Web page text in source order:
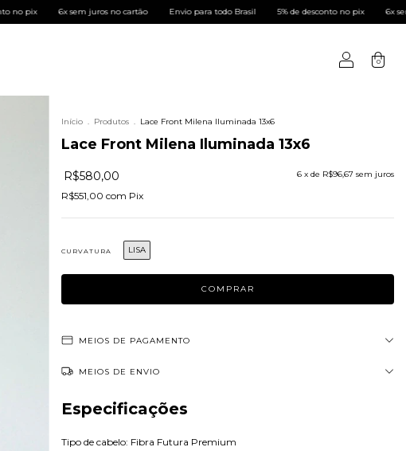
6x sem juros no cartão Envio para todo Brasil 5% de desconto no pix 6x sem juros no
0
Início . Produtos . Lace Front Milena Iluminada 13x6
Lace Front Milena Iluminada 13x6
R$580,00 6 x de R$96,67 sem juros
R$551,00 com Pix
CURVATURA LISA
MEIOS DE PAGAMENTO
MEIOS DE ENVIO
Especificações
Tipo de cabelo: Fibra Futura Premium